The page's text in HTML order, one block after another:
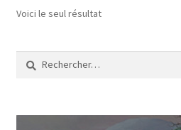
Voici le seul résultat